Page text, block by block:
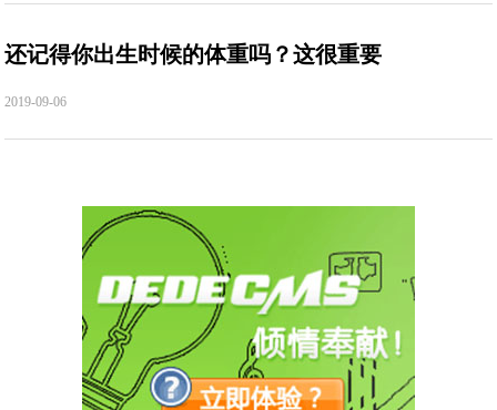
还记得你出生时候的体重吗？这很重要
2019-09-06